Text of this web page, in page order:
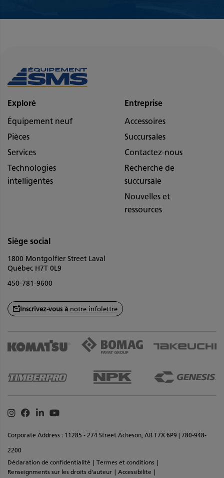
Exploré
Équipement neuf
Pièces
Services
Technologies
intelligentes
Entreprise
Accessoires
Succursales
Contactez-nous
Recherche de
succursale
Nouvelles et
ressources
Siège social
1800 Montgolfier Street Laval
Québec H7T 0L9
450-781-9600
Inscrivez-vous à notre infolettre
Corporate Address : 11285 - 274 Street Acheson, AB T7X 6P9 | 780-948-
2200
Déclaration de confidentialité
Termes et conditions
Renseignments sur les droits d'auteur
Accessibilite
Instagram
Facebook
LinkedinYoutube